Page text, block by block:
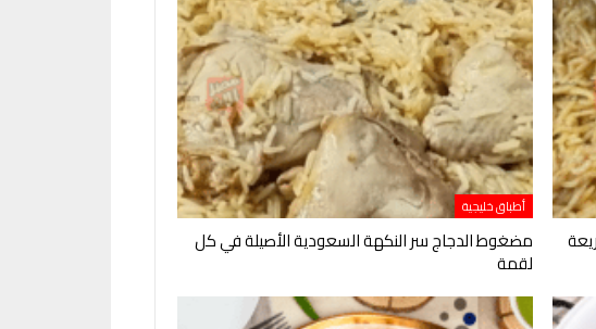
أطباق خليجية
مضغوط الدجاج سر النكهة السعودية الأصيلة في كل
لقمة